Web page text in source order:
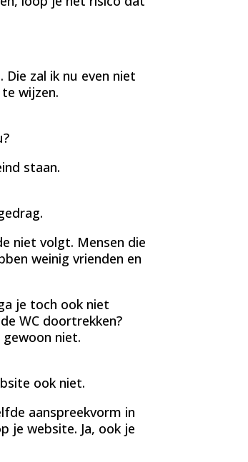
zal ik nu even niet
wijzen.
staan.
niet volgt. Mensen die
weinig vrienden en
je toch ook niet
WC doortrekken?
niet.
ook niet.
aanspreekvorm in
je website. Ja, ook je